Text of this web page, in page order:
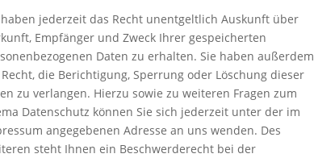
haben jederzeit das Recht unentgeltlich Auskunft über
Empfänger und Zweck Ihrer gespeicherten
Daten zu erhalten. Sie haben außerdem
die Berichtigung, Sperrung oder Löschung dieser
zu verlangen. Hierzu sowie zu weiteren Fragen zum
Datenschutz können Sie sich jederzeit unter der im
angegebenen Adresse an uns wenden. Des
steht Ihnen ein Beschwerderecht bei der